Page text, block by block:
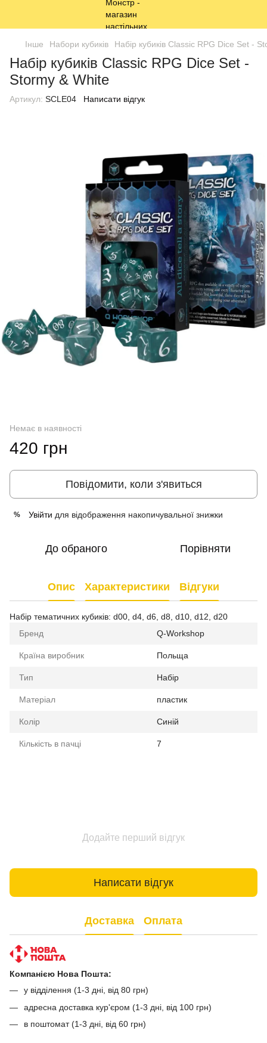
Інше Набори кубиків Набір кубиків Classic RPG Dice Set -
Набір кубиків Classic RPG Dice Set -
Stormy & White
Артикул: SCLE04 Написати відгук
Немає в наявності
420 грн
Повідомити, коли з'явиться
% Увійти для відображення накопичувальної знижки
До обраного Порівняти
Опис Характеристики Відгуки
Набір тематичних кубиків: d00, d4, d6, d8, d10, d12, d20
Бренд
Q-Workshop
Країна виробник Польща
Тип Набір
Матеріал пластик
Колір Синій
Кількість в пачці 7
Додайте перший відгук
Написати відгук
Доставка Оплата
Компанією Нова Пошта:
у відділення (1-3 дні, від 80 грн)
адресна доставка кур'єром (1-3 дні, від 100 грн)
в поштомат (1-3 дні, від 60 грн)